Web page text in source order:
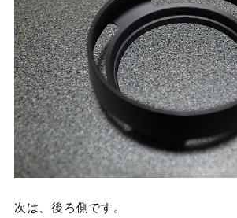
次は、後ろ側です。